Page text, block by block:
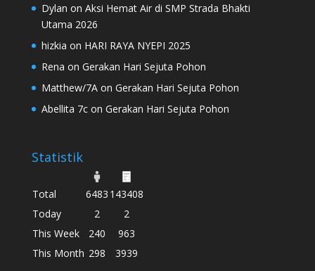
Dylan on Aksi Hemat Air di SMP Strada Bhakti
Utama 2026
hizkia on HARI RAYA NYEPI 2025
Rena on Gerakan Hari Sejuta Pohon
Matthew/7Aon Gerakan Hari Sejuta Pohon
Abellita 7con Gerakan Hari Sejuta Pohon
Statistik
Total 6483 143408
Today
2
2
This Week
240
963
This Month 298 3939